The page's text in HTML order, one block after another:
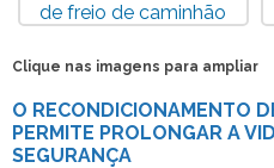
Clique nas imagens para ampliar
O RECONDICIONAMENTO
PERMITE PROLONGAR A
SEGURANÇA